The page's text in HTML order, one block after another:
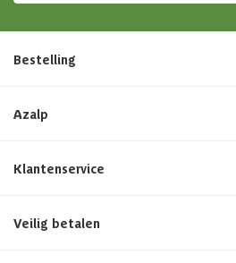
Bestelling
Azalp
Klantenservice
Veilig betalen